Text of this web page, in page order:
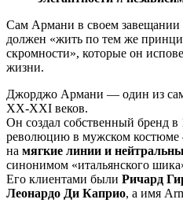
Сам Армани в своем завещании
должен «жить по тем же
скромности», которые он
жизни.
Джорджо Армани — один из
XX-XXI веков.
Он создал собственный бренд в
революцию в мужском костюме
на мягкие линии и
синонимом «итальянского
Его клиентами были Ричард
Леонардо Ди Каприо, а имя